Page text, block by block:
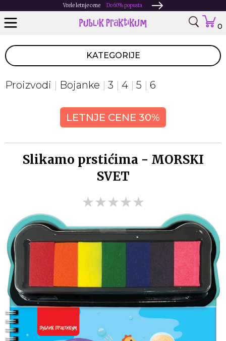
Vrele letnje cene Do 60% popusta
0
KATEGORIJE
Proizvodi Bojanke 3 4 5 6
LETNJE CENE 30%
Slikamo prstićima - MORSKI
SVET
★★★★★
★★★★★
★★★★★